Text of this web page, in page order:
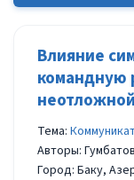
Влияние
командную
Тема:
Авторы:
Город: Баку,